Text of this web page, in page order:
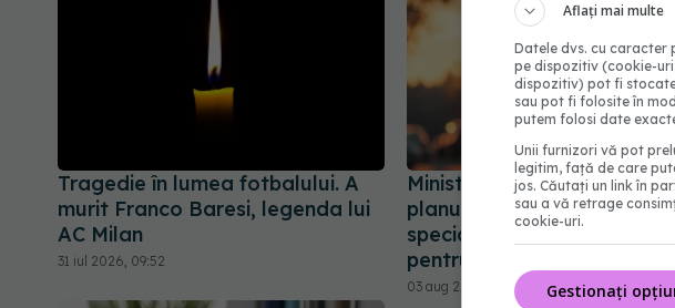
Tragedie în lumea fotbalului. A
murit Franco Baresi, legenda lui
AC Milan
31 iul 2026, 09:52
Ministerul Sănătății
planul pentru caniculă.
speciale în spitale și
pentru populație
03 aug 2026, 10:30
Aflați mai multe
Datele dvs. cu caracter
pe dispozitiv (cookie-
dispozitiv) pot fi
sau pot fi folosite în
putem folosi date
Unii furnizori vă pot
legitim, față de care
jos. Căutați un link în
sau a vă retrage
cookie-uri.
Gestionați